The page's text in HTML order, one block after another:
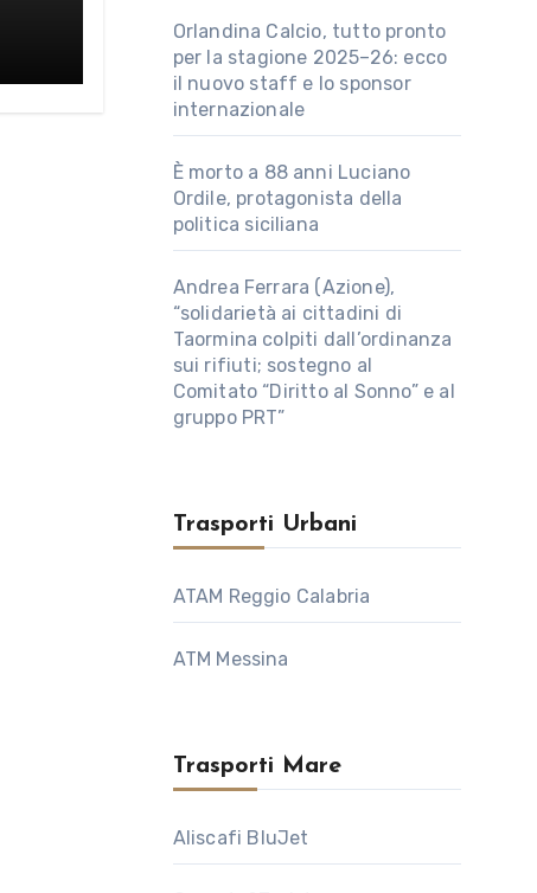
Orlandina Calcio, tutto pronto
per la stagione 2025–26: ecco
il nuovo staff e lo sponsor
internazionale
È morto a 88 anni Luciano
Ordile, protagonista della
politica siciliana
Andrea Ferrara (Azione),
“solidarietà ai cittadini di
Taormina colpiti dall’ordinanza
sui rifiuti; sostegno al
Comitato “Diritto al Sonno” e al
gruppo PRT”
Trasporti Urbani
ATAM Reggio Calabria
ATM Messina
Trasporti Mare
Aliscafi BluJet